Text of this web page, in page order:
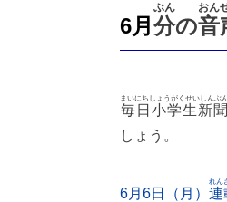
6月 分
ぶん
の音
おん
毎日小学生新聞
まいにちしょうがくせいしんぶ
しょう。
6月6日（月） 連
れん